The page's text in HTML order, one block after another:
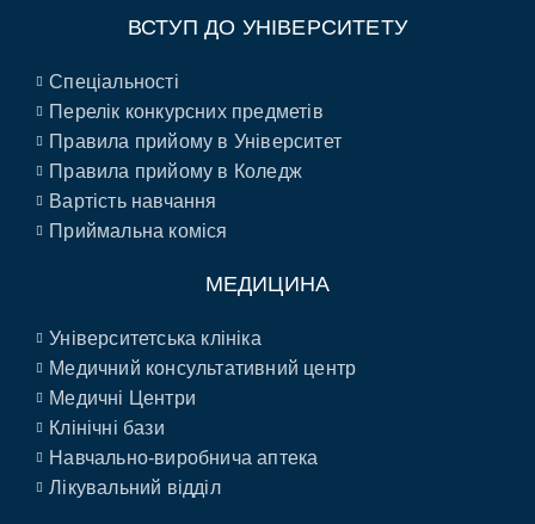
ВСТУП ДО УНІВЕРСИТЕТУ
Спеціальності
Перелік конкурсних предметів
Правила прийому в Університет
Правила прийому в Коледж
Вартість навчання
Приймальна коміся
МЕДИЦИНА
Університетська клініка
Медичний консультативний центр
Медичні Центри
Клінічні бази
Навчально-виробнича аптека
Лікувальний відділ